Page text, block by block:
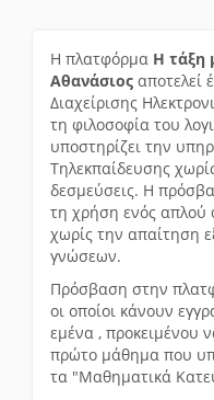
Η πλατφόρμα Η τάξη
Αθανάσιος αποτελεί
Διαχείρισης
τη φιλοσοφία του
υποστηρίζει την
Τηλεκπαίδευσης
δεσμεύσεις. Η
τη χρήση ενός απλού
χωρίς την απαίτηση
γνώσεων.
Πρόσβαση στην
οι οποίοι κάνουν
εμένα , προκειμένου
πρώτο μάθημα που
τα "Μαθηματικά